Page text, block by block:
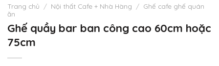
Trang chủ / Nội thất Cafe + Nhà Hàng / Ghế cafe ghế quán
ăn
Ghế quầy bar ban công cao 60cm hoặc
75cm